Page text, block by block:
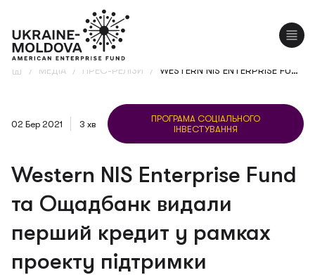
/ МЕДІА / ПРЕС-РЕЛІЗИ / WESTERN NIS ENTERPRISE FUND ТА ОЩАДБАНК ВИДАЛИ ПЕРШИЙ КРЕДИТ У РАМКАХ ПРОЕКТУ ПІДТРИМКИ СОЦІАЛЬНИХ ПІДПРИЄМСТВ СХІДНОЇ УКРАЇНИ
02 Бер 2021 3 хв
ПРОГРАМА СОЦІАЛЬНОГО
ІНВЕСТУВАННЯ
Western NIS Enterprise Fund
та Ощадбанк видали
перший кредит у рамках
проекту підтримки